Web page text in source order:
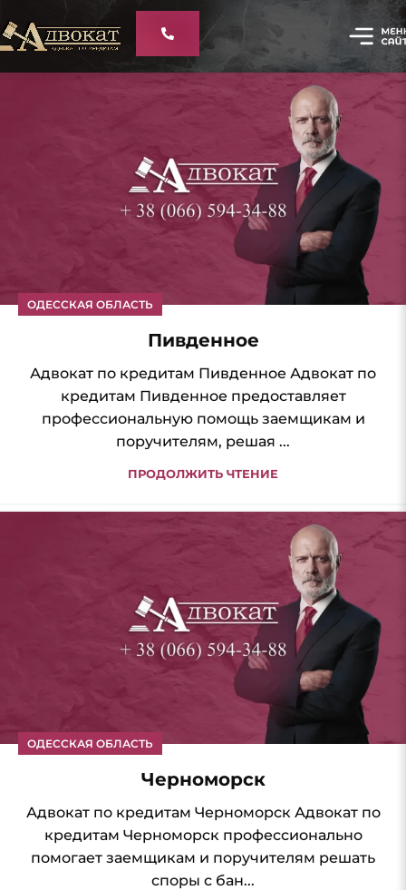
ОДЕССКАЯ ОБЛАСТЬ
Пивденное
Адвокат по кредитам Пивденное Адвокат по
кредитам Пивденное предоставляет
профессиональную помощь заемщикам и
поручителям, решая ...
ПРОДОЛЖИТЬ ЧТЕНИЕ
ОДЕССКАЯ ОБЛАСТЬ
Черноморск
Адвокат по кредитам Черноморск Адвокат по
кредитам Черноморск профессионально
помогает заемщикам и поручителям решать
споры с бан...